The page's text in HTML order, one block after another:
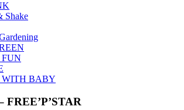
Shake
FUN
BABY
FREE’P’STAR